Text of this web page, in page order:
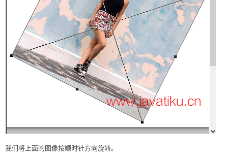
我们将上面的图像按顺时针方向旋转。